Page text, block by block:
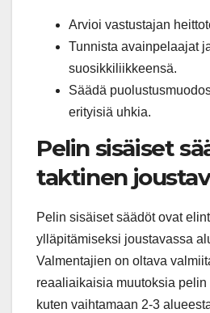
Arvioi vastustajan
Tunnista avainpelaajat
suosikkiliikkeensä.
Säädä
erityisiä uhkia.
Pelin sisäiset
taktinen
Pelin sisäiset säädöt ovat
ylläpitämiseksi joustavassa
Valmentajien on oltava
reaaliaikaisia muutoksia pelin
kuten vaihtamaan 2-3